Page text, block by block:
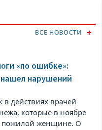
ВСЕ НОВОСТИ
«по ошибке»:
нарушений
действиях врачей
которые в ноябре
пожилой женщине. О